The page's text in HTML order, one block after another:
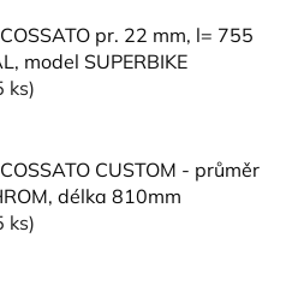
pr. 22 mm, l= 755
model SUPERBIKE
ks)
CUSTOM - průměr
délka 810mm
ks)